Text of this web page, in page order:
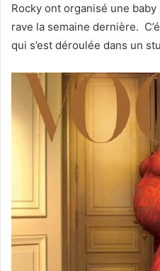
Rocky ont organisé une
rave la semaine dernière.
qui s’est déroulée dans un